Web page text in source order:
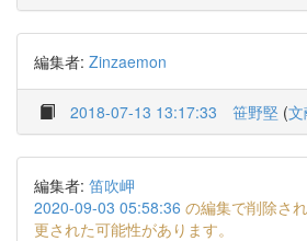
編集者: Zinzaemon
2018-07-13 13:17:33 笹野堅 (
編集者: 笛吹岬
2020-09-03 05:58:36 の編集で削除さ
更された可能性があります。